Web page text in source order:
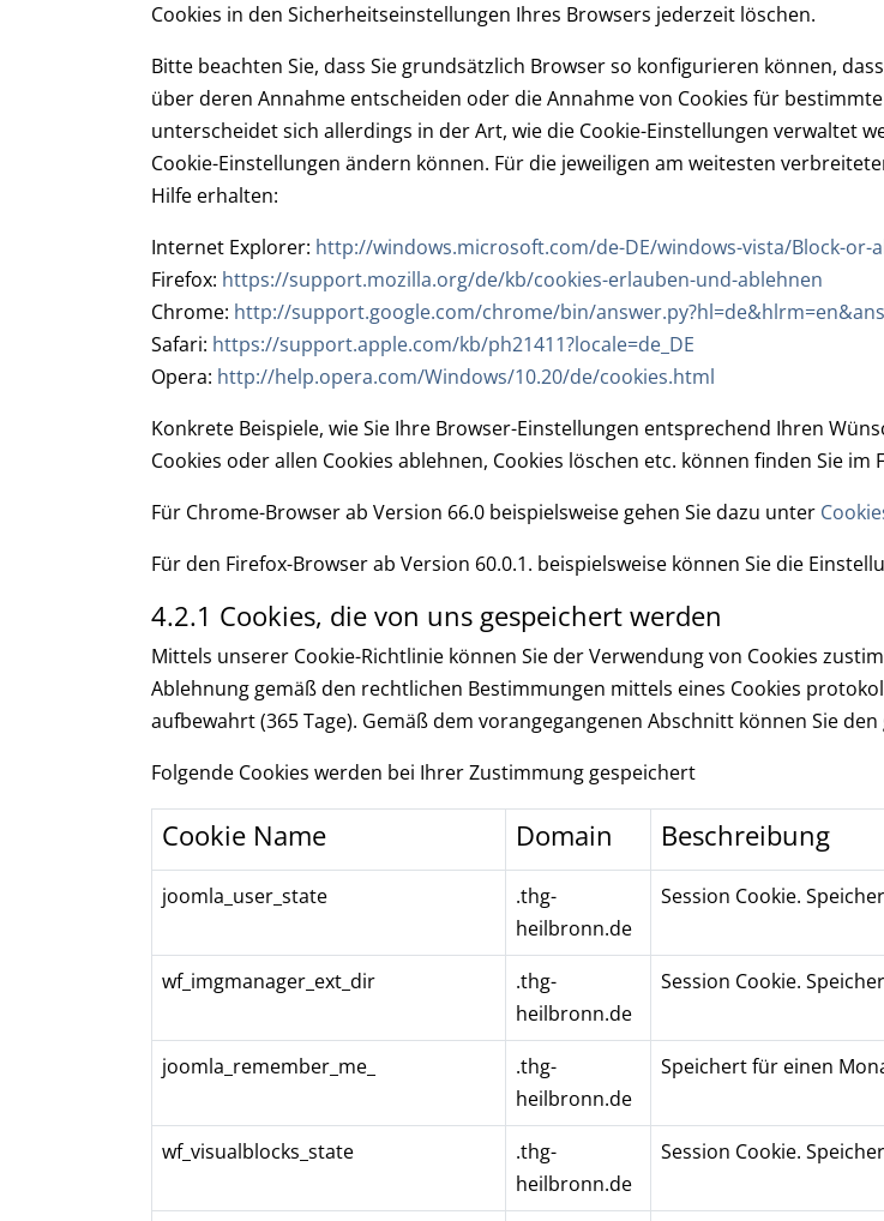
Cookies in den Sicherheitseinstellungen Ihres Browsers jederzeit löschen.
Bitte beachten Sie, dass Sie grundsätzlich Browser so konfigurieren können,
über deren Annahme entscheiden oder die Annahme von Cookies für
unterscheidet sich allerdings in der Art, wie die Cookie-Einstellungen verwaltet
Cookie-Einstellungen ändern können. Für die jeweiligen am weitesten
Hilfe erhalten:
Internet Explorer: http://windows.microsoft.com/de-DE/windows-vista/Block-or-
Firefox: https://support.mozilla.org/de/kb/cookies-erlauben-und-ablehnen
Chrome: http://support.google.com/chrome/bin/
Safari: https://support.apple.com/kb/ph21411?locale=de_DE
Opera: http://help.opera.com/Windows/10.20/de/cookies.html
Konkrete Beispiele, wie Sie Ihre Browser-Einstellungen entsprechend Ihren
Cookies oder allen Cookies ablehnen, Cookies löschen etc. können finden Sie im
Für Chrome-Browser ab Version 66.0 beispielsweise gehen Sie dazu unter
Für den Firefox-Browser ab Version 60.0.1. beispielsweise können Sie die
4.2.1 Cookies, die von uns gespeichert werden
Mittels unserer Cookie-Richtlinie können Sie der Verwendung von Cookies
Ablehnung gemäß den rechtlichen Bestimmungen mittels eines Cookies
aufbewahrt (365 Tage). Gemäß dem vorangegangenen Abschnitt können Sie
Folgende Cookies werden bei Ihrer Zustimmung gespeichert
Cookie Name Domain Beschreibung
joomla_user_state
.thg-
heilbronn.de
Session Cookie.
wf_imgmanager_ext_dir
.thg-
heilbronn.de
Session Cookie.
joomla_remember_me_
.thg-
heilbronn.de
Speichert für einen
wf_visualblocks_state
.thg-
heilbronn.de
Session Cookie.